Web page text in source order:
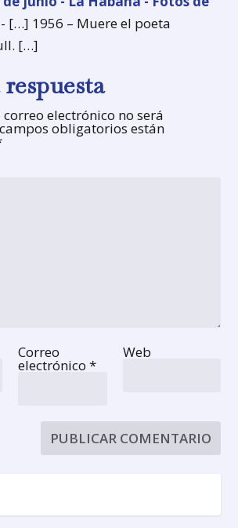
- […] 1956 – Muere el poeta
[…]
electrónico no será
obligatorios están
Correo
electrónico *
Web